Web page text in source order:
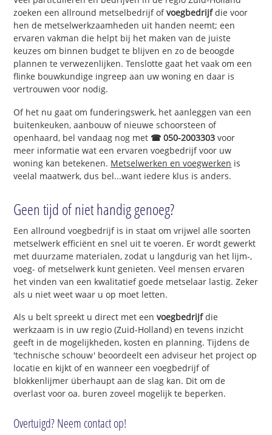
zoeken een allround metselbedrijf ofvoegbedrijfdie voor
hen de metselwerkzaamheden uit handen neemt; een
ervaren vakman die helpt bij het maken van de juiste
keuzes om binnen budget te blijven en zo de beoogde
plannen te verwezenlijken. Tenslotte gaat het vaak om een
flinke bouwkundige ingreep aan uw woning en daar is
vertrouwen voor nodig.
Of het nu gaat om funderingswerk, het aanleggen van een
buitenkeuken, aanbouw of nieuwe schoorsteen of
openhaard, bel vandaag nog met ☎ 050-2003303 voor
meer informatie wat een ervaren voegbedrijf voor uw
woning kan betekenen. Metselwerken en voegwerken is
veelal maatwerk, dus bel...want iedere klus is anders.
Geen tijd of niet handig genoeg?
Een allround voegbedrijf is in staat om vrijwel alle soorten
metselwerk efficiënt en snel uit te voeren. Er wordt gewerkt
met duurzame materialen, zodat u langdurig van het lijm-,
voeg- of metselwerk kunt genieten. Veel mensen ervaren
het vinden van een kwalitatief goede metselaar lastig. Zeker
als u niet weet waar u op moet letten.
Als u belt spreekt u direct met eenvoegbedrijfdie
werkzaam is in uw regio (Zuid-Holland) en tevens inzicht
geeft in de mogelijkheden, kosten en planning. Tijdens de
'technische schouw' beoordeelt een adviseur het project op
locatie en kijkt of en wanneer een voegbedrijf of
blokkenlijmer überhaupt aan de slag kan. Dit om de
overlast voor oa. buren zoveel mogelijk te beperken.
Overtuigd? Neem contact op!